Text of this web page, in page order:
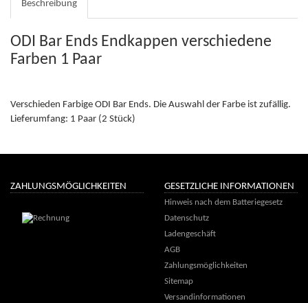
Beschreibung
ODI Bar Ends Endkappen verschiedene
Farben 1 Paar
Verschieden Farbige ODI Bar Ends. Die Auswahl der Farbe ist zufällig.
Lieferumfang: 1 Paar (2 Stück)
ZAHLUNGSMÖGLICHKEITEN GESETZLICHE INFORMATIONEN
Hinweis nach dem Batteriegesetz
Datenschutz
Ladengeschäft
AGB
Zahlungsmöglichkeiten
Sitemap
Versandinformationen